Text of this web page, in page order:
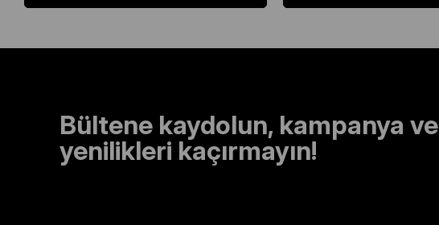
Bültene kaydolun, kampanya ve
yenilikleri kaçırmayın!